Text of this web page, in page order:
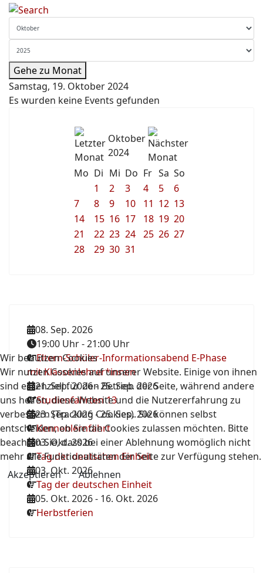
Gehe zu Monat
Samstag, 19. Oktober 2024
Es wurden keine Events gefunden
Oktober
2024
Mo Di Mi Do Fr Sa So
1
2 3 4 5
6
7
8 9 10 11 12 13
14
15 16 17 18 19 20
21
22 23 24 25 26 27
28
29 30 31
08. Sep. 2026
19:00 Uhr-21:00 Uhr
Eltern-Schüler-Informationsabend E-Phase
mit Klassenlehrer*innen
21. Sep. 2026-25. Sep. 2026
Studienfahrten 13
23. Sep. 2026-25. Sep. 2026
Kennenlernfahrt
03. Okt. 2026
Tag der deutschen Einheit
03. Okt. 2026
Tag der deutschen Einheit
05. Okt. 2026- 16. Okt. 2026
Herbstferien
Wir benutzen Cookies
Wir nutzen Cookies auf unserer Website. Einige von ihnen
sind essenziell für den Betrieb der Seite, während andere
uns helfen, diese Website und die Nutzererfahrung zu
verbessern (Tracking Cookies). Sie können selbst
entscheiden, ob Sie die Cookies zulassen möchten. Bitte
beachten Sie, dass bei einer Ablehnung womöglich nicht
mehr alle Funktionalitäten der Seite zur Verfügung stehen.
Akzeptieren
Ablehnen